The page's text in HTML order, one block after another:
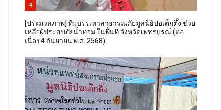
4
[ประมวลภาพ] ทีมบรรเทาสาธารณภัยมูลนิธิป่อเต็กตึ๊ง ช่วย
เหลือผู้ประสบภัยน้ำท่วม ในพื้นที่ จังหวัดเพชรบูรณ์ (ต่อ
เนื่อง 4 กันยายน พ.ศ. 2568)